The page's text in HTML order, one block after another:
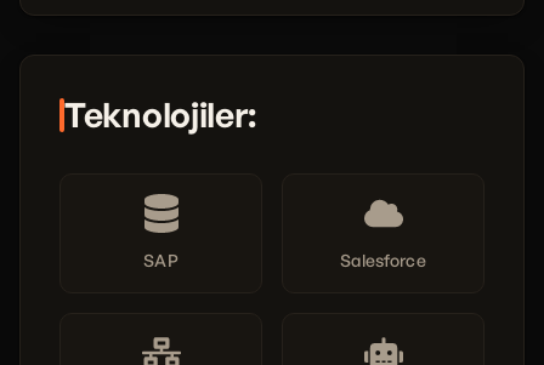
Teknolojiler:
SAP Salesforce